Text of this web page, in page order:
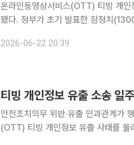
온라인동영상서비스(OTT) 티빙 개
됐다. 정부가 초기 발표한 잠정치(1300만
서 티빙의 개인정보 유출 사고 피해
2026-06-22 20:39
티빙 개인정보 유출 소송 일
안전조치의무 위반·유출 인과관계가 쟁점CI 위
(OTT) 티빙 개인정보 유출 사태를 둘